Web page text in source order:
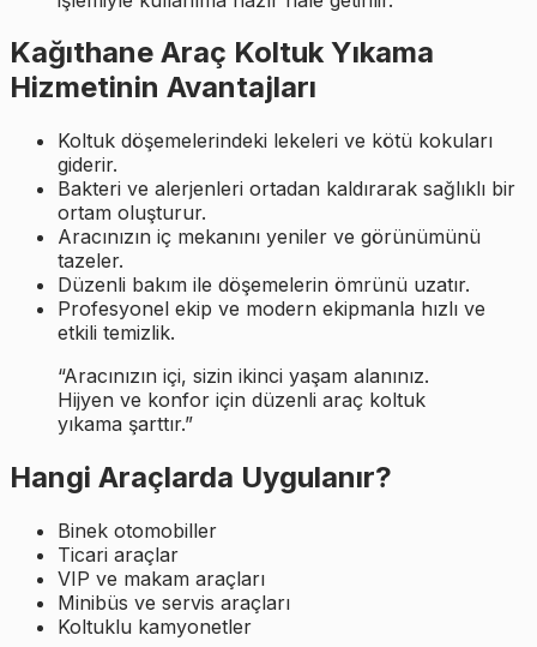
Kağıthane Araç Koltuk Yıkama
Hizmetinin Avantajları
Koltuk döşemelerindeki lekeleri ve kötü kokuları
giderir.
Bakteri ve alerjenleri ortadan kaldırarak sağlıklı bir
ortam oluşturur.
Aracınızın iç mekanını yeniler ve görünümünü
tazeler.
Düzenli bakım ile döşemelerin ömrünü uzatır.
Profesyonel ekip ve modern ekipmanla hızlı ve
etkili temizlik.
“Aracınızın içi, sizin ikinci yaşam alanınız.
Hijyen ve konfor için düzenli araç koltuk
yıkama şarttır.”
Hangi Araçlarda Uygulanır?
Binek otomobiller
Ticari araçlar
VIP ve makam araçları
Minibüs ve servis araçları
Koltuklu kamyonetler